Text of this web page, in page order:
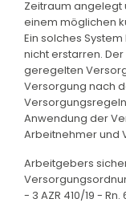
Zeitraum angelegt
einem möglichen
Ein solches
nicht erstarren.
geregelten
Versorgung nach
Anwendung der
Arbeitnehmer und
Arbeitgebers
- 3 AZR 410/19 - Rn.